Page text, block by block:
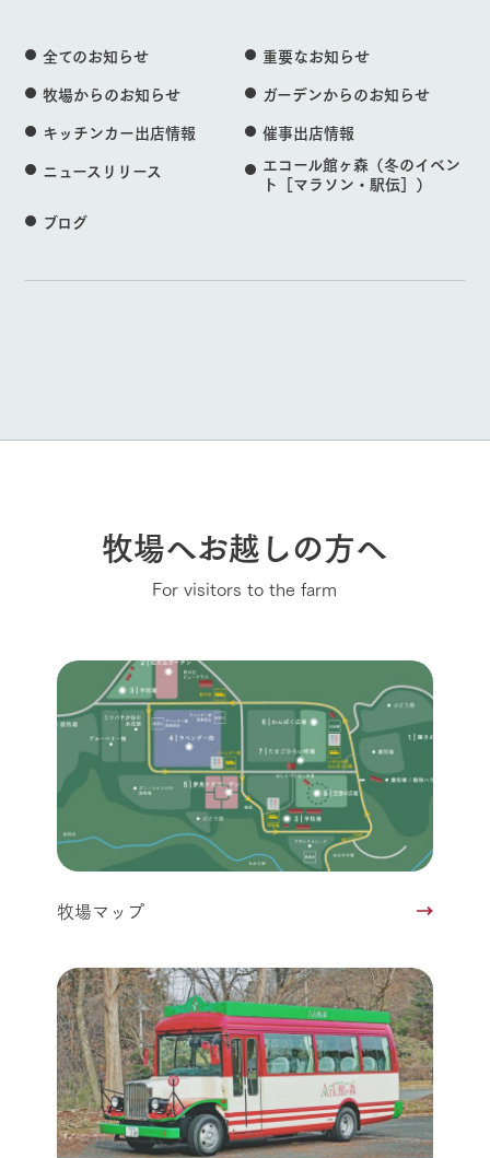
全てのお知らせ
重要なお知らせ
牧場からのお知らせ
ガーデンからのお知らせ
キッチンカー出店情報
催事出店情報
ニュースリリース
エコール館ヶ森（冬のイベン
ト［マラソン・駅伝］）
ブログ
牧場へお越しの方へ
For visitors to the farm
牧場マップ